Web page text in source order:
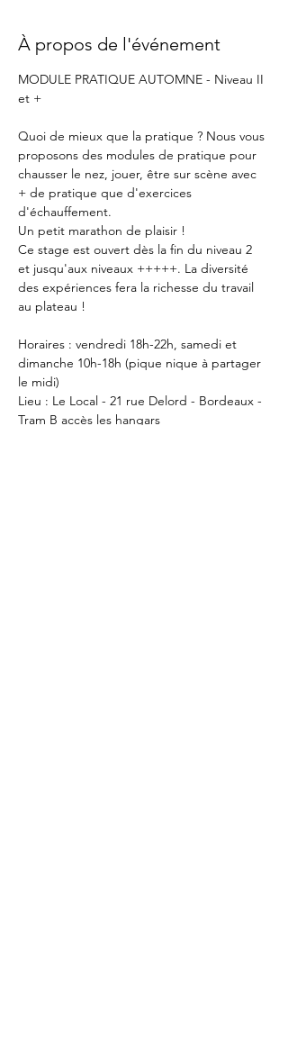
À propos de l'événement
MODULE PRATIQUE AUTOMNE - Niveau II
et +
Quoi de mieux que la pratique ? Nous vous
proposons des modules de pratique pour
chausser le nez, jouer, être sur scène avec
+ de pratique que d'exercices
d'échauffement.
Un petit marathon de plaisir !
Ce stage est ouvert dès la fin du niveau 2
et jusqu'aux niveaux +++++. La diversité
des expériences fera la richesse du travail
au plateau !
Horaires : vendredi 18h-22h, samedi et
dimanche 10h-18h (pique nique à partager
le midi)
Lieu : Le Local - 21 rue Delord - Bordeaux -
Tram B accès les hangars